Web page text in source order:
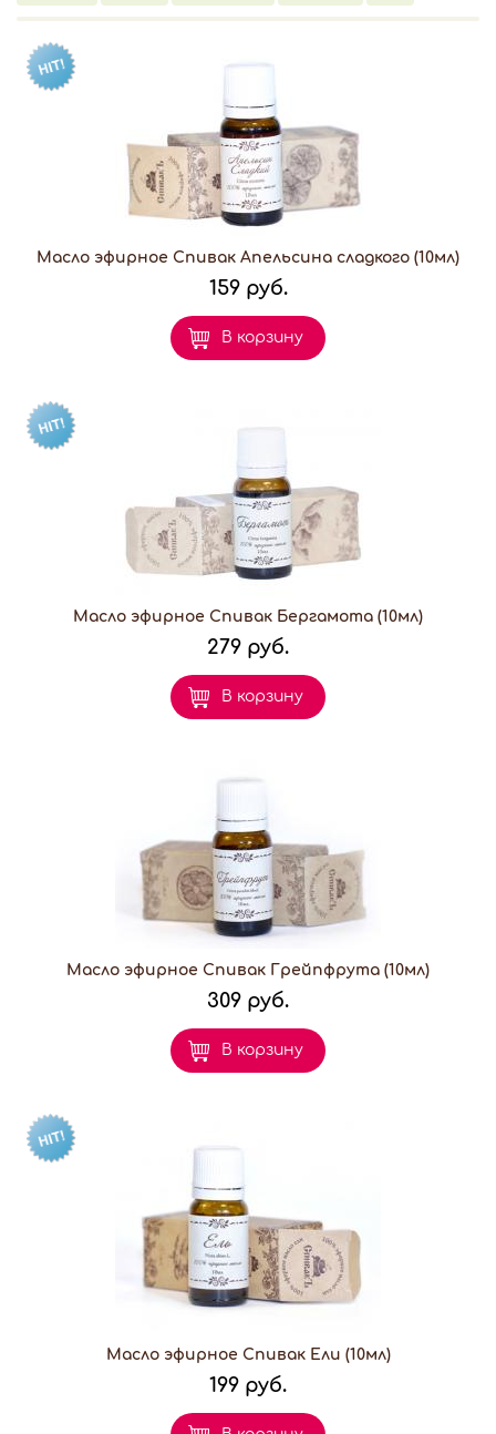
Масло эфирное Спивак Апельсина сладкого (10мл)
159 руб.
В корзину
Масло эфирное Спивак Бергамота (10мл)
279 руб.
В корзину
Масло эфирное Спивак Грейпфрута (10мл)
309 руб.
В корзину
Масло эфирное Спивак Ели (10мл)
199 руб.